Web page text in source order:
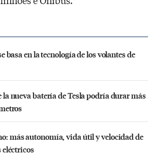
basa en la tecnología de los volantes de
nueva batería de Tesla podría durar más
más autonomía, vida útil y velocidad de
eléctricos